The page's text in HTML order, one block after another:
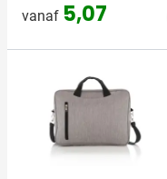
vanaf 5,07